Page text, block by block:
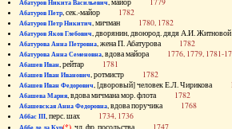
Абатуров Никита Васильевич, майор 1779
Абатуров Петр, сек.-майор 1782
Абатуров Петр Никитич, мичман 1780, 1782
Абатуров Яков Глебович, дворянин, двоюрод. дядя А.И.
Абатурова Анна Петровна, жена П. Абатурова 1782
Абатурова Анна Семеновна, вдова майора 1776, 1779, 1781-
Абашев Иван, рейтар 1781
Абашев Иван Иванович, ротмистр 1782
Абашев Иван Федорович, [дворовый] человек Е.Л. Чирикова
Абашева Мария, вдова мичмана мор. флота 1782
Абашевская Анна Федоровна, вдова поручика 1768
Аббас III, перс. шах 1734, 1736